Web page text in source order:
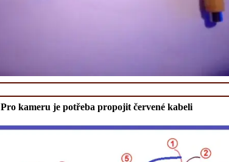
Pro kameru je potřeba propojit červené kabeli